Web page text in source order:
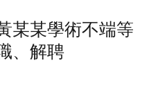
某某學術不端等
、解聘